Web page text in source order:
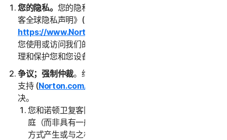
您的隐私。 您的隐私对我们至关重要。请阅读《诺顿卫复
客全球隐私声明》(
https://www.NortonLifeLock.com/privacy
您使用或访问我们的服务期间，我们如何收集、使用、处
理和保护您和您设备中的数据。
争议；强制仲裁。绝大多数争议均可通过联系客户服务和
支持 (Norton.com/support
决。
您和诺顿卫复客同意由具有约束力的仲裁或小额索偿法
庭（而非具有一般管辖权的法庭）负责裁定服务以任何
方式产生或与之相关的任何争端、索赔或争议（以下称